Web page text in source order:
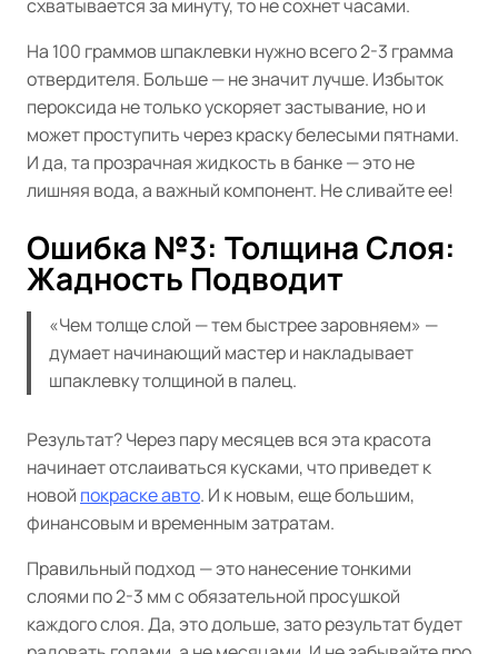
схватывается за минуту, то не сохнет часами.
На 100 граммов шпаклевки нужно всего 2-3 грамма
отвердителя. Больше — не значит лучше. Избыток
пероксида не только ускоряет застывание, но и
может проступить через краску белесыми пятнами.
И да, та прозрачная жидкость в банке — это не
лишняя вода, а важный компонент. Не сливайте ее!
Ошибка №3: Толщина Слоя:
Жадность Подводит
«Чем толще слой — тем быстрее заровняем» —
думает начинающий мастер и накладывает
шпаклевку толщиной в палец.
Результат? Через пару месяцев вся эта красота
начинает отслаиваться кусками, что приведет к
новой покраске авто. И к новым, еще большим,
финансовым и временным затратам.
Правильный подход — это нанесение тонкими
слоями по 2-3 мм с обязательной просушкой
каждого слоя. Да, это дольше, зато результат будет